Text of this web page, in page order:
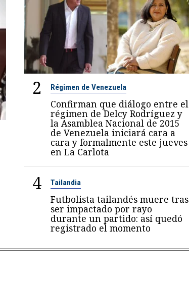
2 Régimen de Venezuela
Confirman que diálogo entre el
régimen de Delcy Rodríguez y
la Asamblea Nacional de 2015
de Venezuela iniciará cara a
cara y formalmente este jueves
en La Carlota
4 Tailandia
Futbolista tailandés muere tras
ser impactado por rayo
durante un partido: así quedó
registrado el momento